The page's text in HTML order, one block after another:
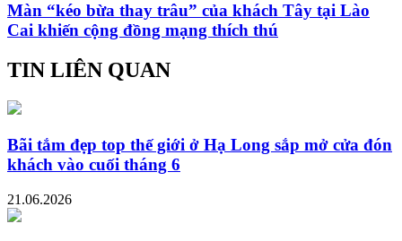
Màn “kéo bừa thay trâu” của khách Tây tại Lào
Cai khiến cộng đồng mạng thích thú
TIN LIÊN QUAN
Bãi tắm đẹp top thế giới ở Hạ Long sắp mở cửa đón
khách vào cuối tháng 6
21.06.2026